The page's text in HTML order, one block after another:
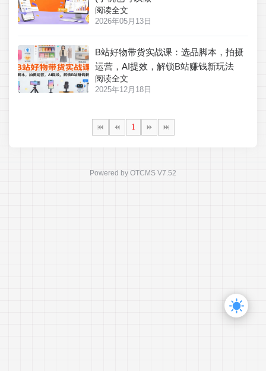
阅读全文
2026年05月13日
B站好物带货实战课：选品脚本，拍摄
运营，AI提效，解锁B站赚钱新玩法
阅读全文
2025年12月18日
1
Powered by OTCMS V7.52